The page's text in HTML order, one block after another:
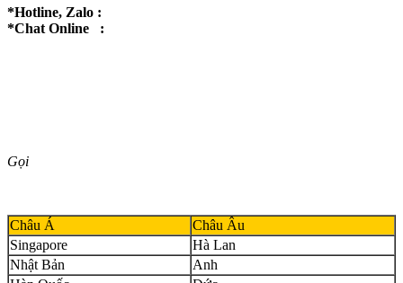
*Hotline, Zalo :
*Chat Online :
Gọi
Châu Á
Châu Âu
Singapore
Hà Lan
Nhật Bản
Anh